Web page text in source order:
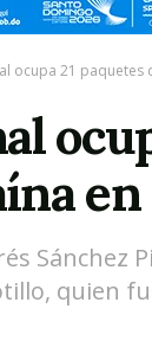
ocupa 21
Sánchez
quien